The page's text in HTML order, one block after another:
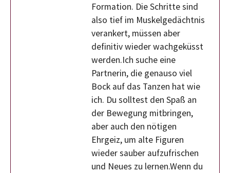
Formation. Die Schritte sind
also tief im Muskelgedächtnis
verankert, müssen aber
definitiv wieder wachgeküsst
werden.Ich suche eine
Partnerin, die genauso viel
Bock auf das Tanzen hat wie
ich. Du solltest den Spaß an
der Bewegung mitbringen,
aber auch den nötigen
Ehrgeiz, um alte Figuren
wieder sauber aufzufrischen
und Neues zu lernen.Wenn du